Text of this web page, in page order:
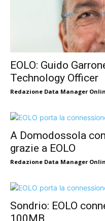
EOLO: Guido
Technology Officer
Redazione Data Manager
A Domodossola
grazie a EOLO
Redazione Data Manager
Sondrio: EOLO
100MB